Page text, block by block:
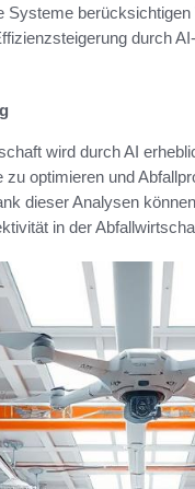
Systeme
durch
wird durch AI
optimieren und
dieser Analysen
in der